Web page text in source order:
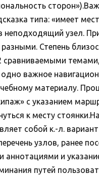
типа: «имеет
неподходящий узел.
Степень
одно важное
материалу.
с указанием
к месту
собой к.-л.
узлов, ранее
аннотациями и
путей